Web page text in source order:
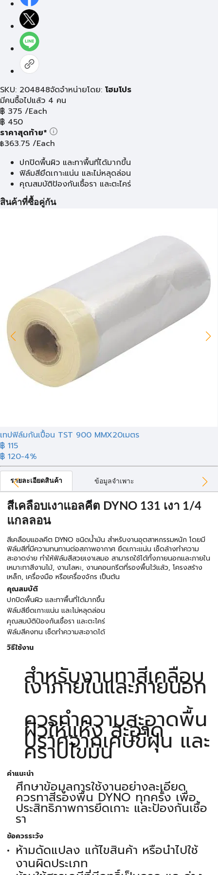
SKU: 204848จัดจำหน่ายโดย: โฮมโปร
มีคนซื้อไปแล้ว 4 คน
฿ 375 /Each
฿ 450
ราคาสุดท้าย*
฿363.75 /Each
ปกปิดพื้นผิว และทาพื้นที่ได้มากขึ้น
ฟิล์มสียึดเกาะแน่น และไม่หลุดล่อน
คุณสมบัติป้องกันเชื้อรา และตะไคร่
สินค้าที่ซื้อคู่กัน
เทปฟิล์มกันเปื้อน TST 900 MMX20เมตร
฿ 115
฿ 120-4%
รายละเอียดสินค้า ข้อมูลจำเพาะ
สีเคลือบเงาแอลคีต DYNO 131 เงา 1/4
แกลลอน
สีเคลือบแอลคีต DYNO ชนิดน้ำมัน สำหรับงานอุตสาหกรรมหนัก โดยมี
ฟิล์มสีที่มีความทนทานต่อสภาพอากาศ ยึดเกาะแน่น เช็ดล้างทำความ
สะอาดง่าย ทำให้ฟิล์มสีสวยเงาเสมอ สามารถใช้ได้ทั้งภายนอกและภายใน
เหมาะทาสีงานไม้, งานโลหะ, งานคอนกรีตที่รองพื้นไว้แล้ว, โครงสร้าง
เหล็ก, เครื่องมือ หรือเครื่องจักร เป็นต้น
คุณสมบัติ
ปกปิดพื้นผิว และทาพื้นที่ได้มากขึ้น
ฟิล์มสียึดเกาะแน่น และไม่หลุดล่อน
คุณสมบัติป้องกันเชื้อรา และตะไคร่
ฟิล์มสีคงทน เช็ดทำความสะอาดได้
วิธีใช้งาน
สำหรับงานทาสีเคลือบ
เงาภายในและภายนอก
ควรทำความสะอาดพื้น
ผิวให้แห้ง สะอาด
ปราศจากเศษขี้ฝุ่น และ
คราบไขมัน
คำแนะนำ
ศึกษาข้อมูลการใช้งานอย่างละเอียด
ควรทาสีรองพื้น DYNO ทุกครั้ง เพื่อ
ประสิทธิภาพการยึดเกาะ และป้องกันเชื้อ
รา
ข้อควรระวัง
ห้ามดัดแปลง แก้ไขสินค้า หรือนำไปใช้
งานผิดประเภท